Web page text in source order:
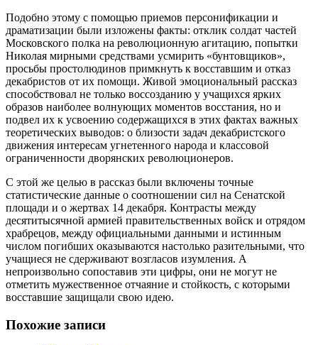
Подобно этому с помощью приемов персонификации и
драматизации были изложены факты: отклик солдат частей
Московского полка на революционную агитацию, попытки
Николая мирными средствами усмирить «бунтовщиков»,
просьбы простолюдинов примкнуть к восставшим и отказ
декабристов от их помощи. Живой эмоциональный рассказ
способствовал не только воссозданию у учащихся ярких
образов наиболее волнующих моментов восстания, но и
подвел их к усвоению содержащихся в этих фактах важных
теоретических выводов: о близости задач декабристского
движения интересам угнетенного народа и классовой
ограниченности дворянских революционеров.
С этой же целью в рассказ были включены точные
статистические данные о соотношении сил на Сенатской
площади и о жертвах 14 декабря. Контрасты между
десятитысячной армией правительственных войск и отрядом
храбрецов, между официальными данными и истинным
числом погибших оказываются настолько разительными, что
учащиеся не сдерживают возгласов изумления. А
непроизвольно сопоставив эти цифры, они не могут не
отметить мужественное отчаяние и стойкость, с которыми
восставшие защищали свою идею.
Похожие записи